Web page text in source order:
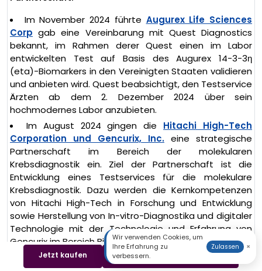
Im November 2024 führte Augurex Life Sciences
Corp gab eine Vereinbarung mit Quest Diagnostics
bekannt, im Rahmen derer Quest einen im Labor
entwickelten Test auf Basis des Augurex 14-3-3η
(eta)-Biomarkers in den Vereinigten Staaten validieren
und anbieten wird. Quest beabsichtigt, den Testservice
Ärzten ab dem 2. Dezember 2024 über sein
hochmodernes Labor anzubieten.
Im August 2024 gingen die Hitachi High-Tech
Corporation und Gencurix, Inc. eine strategische
Partnerschaft im Bereich der molekularen
Krebsdiagnostik ein. Ziel der Partnerschaft ist die
Entwicklung eines Testservices für die molekulare
Krebsdiagnostik. Dazu werden die Kernkompetenzen
von Hitachi High-Tech in Forschung und Entwicklung
sowie Herstellung von In-vitro-Diagnostika und digitaler
Technologie mit der Technologie und Erfahrung von
Gencurix im Bereich Biomarker kombiniert.
Im Februar 2024 gabBiofourmis
vier neue
Jetzt kaufen Beispiel herunterladen
Wir verwenden Cookies, um
Ihre Erfahrung zu
verbessern.
Zulassen ×